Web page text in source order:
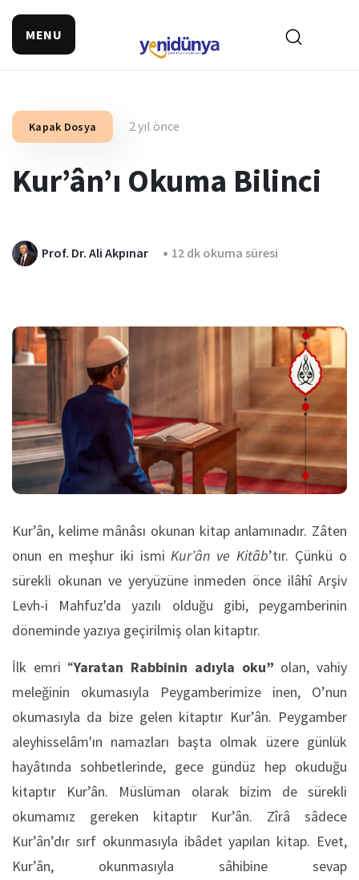
MENU
Kapak Dosya 2 yıl önce
Kur’ân’ı Okuma Bilinci
Prof. Dr. Ali Akpınar 12 dk okuma süresi
Kur’ân, kelime mânâsı okunan kitap anlamınadır. Zâten
onun en meşhur iki ismiKur’ân ve Kitâb’tır. Çünkü o
sürekli okunan ve yeryüzüne inmeden önce ilâhî Arşiv
Levh-i Mahfuz'da yazılı olduğu gibi, peygamberinin
döneminde yazıya geçirilmiş olan kitaptır.
İlk emri “Yaratan Rabbinin adıyla oku” olan, vahiy
meleğinin okumasıyla Peygamberimize inen, O’nun
okumasıyla da bize gelen kitaptır Kur’ân. Peygamber
aleyhisselâm'ın namazları başta olmak üzere günlük
hayâtında sohbetlerinde, gece gündüz hep okuduğu
kitaptır Kur’ân. Müslüman olarak bizim de sürekli
okumamız gereken kitaptır Kur’ân. Zîrâ sâdece
Kur’ân’dır sırf okunmasıyla ibâdet yapılan kitap. Evet,
Kur’ân, okunmasıyla sâhibine sevap